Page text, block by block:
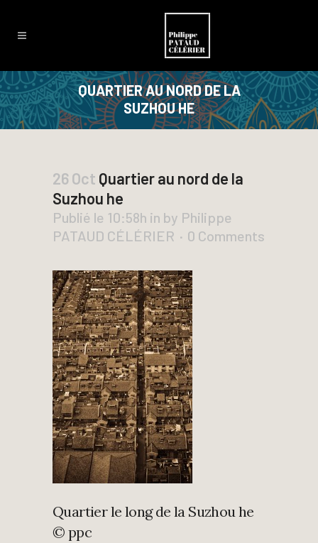
QUARTIER AU NORD DE LA
SUZHOU HE
26 Oct Quartier au nord de la
Suzhou he
Publié le 10:58h in by Philippe
PATAUD CÉLÉRIER
0 Comments
Quartier le long de la Suzhou he
© ppc